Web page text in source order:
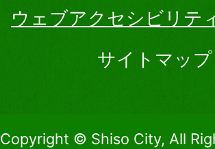
ウェブアクセシビリテ
サイトマップ
Copyright © Shiso City, All